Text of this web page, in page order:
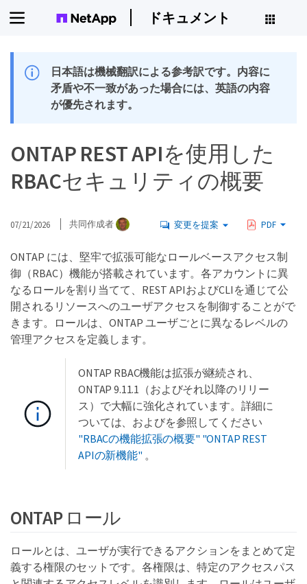
ドキュメント
日本語は機械翻訳による参考訳です。内容に
矛盾や不一致があった場合には、英語の内容
が優先されます。
ONTAP REST APIを使用した
RBACセキュリティの概要
07/21/2026 共同作成者 変更を提案 PDF
ONTAP には、堅牢で拡張可能なロールベースアクセス制
御（RBAC）機能が搭載されています。各アカウントに異
なるロールを割り当てて、REST APIおよびCLIを通じて公
開されるリソースへのユーザアクセスを制御することがで
きます。ロールは、ONTAP ユーザごとに異なるレベルの
管理アクセスを定義します。
ONTAP RBAC機能は拡張が継続され、
ONTAP 9.11.1（およびそれ以降のリリー
ス）で大幅に強化されています。詳細に
ついては、およびを参照してください
"RBACの機能拡張の概要" "ONTAP REST
APIの新機能" 。
ONTAP ロール
ロールとは、ユーザが実行できるアクションをまとめて定
義する権限のセットです。各権限は、特定のアクセスパス